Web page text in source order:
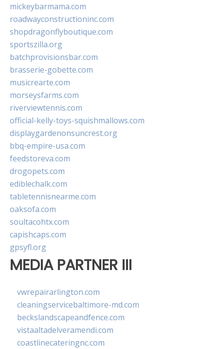
mickeybarmama.com
roadwayconstructioninc.com
shopdragonflyboutique.com
sportszilla.org
batchprovisionsbar.com
brasserie-gobette.com
musicrearte.com
morseysfarms.com
riverviewtennis.com
official-kelly-toys-squishmallows.com
displaygardenonsuncrest.org
bbq-empire-usa.com
feedstoreva.com
drogopets.com
ediblechalk.com
tabletennisnearme.com
oaksofa.com
soultacohtx.com
capishcaps.com
gpsyfl.org
MEDIA PARTNER III
vwrepairarlington.com
cleaningservicebaltimore-md.com
beckslandscapeandfence.com
vistaaltadelveramendi.com
coastlinecateringnc.com